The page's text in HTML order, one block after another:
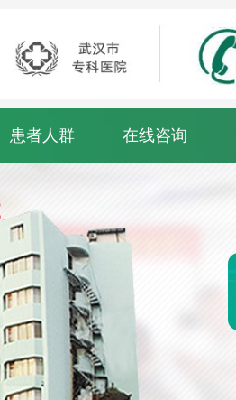
患者人群 在线咨询